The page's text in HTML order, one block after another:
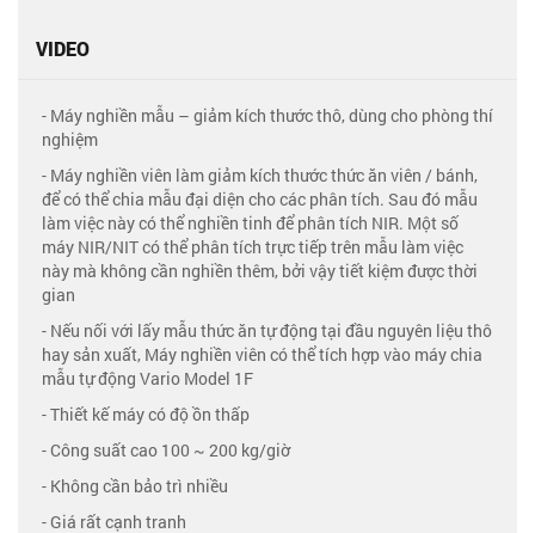
VIDEO
- Máy nghiền mẫu – giảm kích thước thô, dùng cho phòng thí
nghiệm
- Máy nghiền viên làm giảm kích thước thức ăn viên / bánh,
để có thể chia mẫu đại diện cho các phân tích. Sau đó mẫu
làm việc này có thể nghiền tinh để phân tích NIR. Một số
máy NIR/NIT có thể phân tích trực tiếp trên mẫu làm việc
này mà không cần nghiền thêm, bởi vậy tiết kiệm được thời
gian
- Nếu nối với lấy mẫu thức ăn tự động tại đầu nguyên liệu thô
hay sản xuất, Máy nghiền viên có thể tích hợp vào máy chia
mẫu tự động Vario Model 1F
- Thiết kế máy có độ ồn thấp
- Công suất cao 100 ~ 200 kg/giờ
- Không cần bảo trì nhiều
- Giá rất cạnh tranh